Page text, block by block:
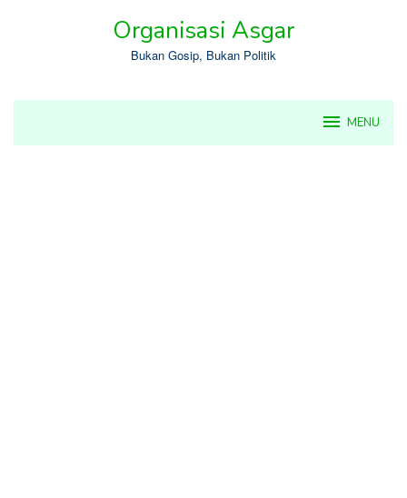
Organisasi Asgar
Bukan Gosip, Bukan Politik
MENU